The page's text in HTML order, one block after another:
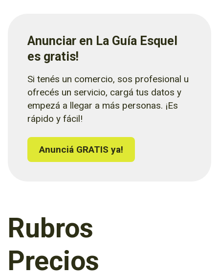
Anunciar en La Guía Esquel
es gratis!
Si tenés un comercio, sos profesional u
ofrecés un servicio, cargá tus datos y
empezá a llegar a más personas. ¡Es
rápido y fácil!
Anunciá GRATIS ya!
Rubros
Precios